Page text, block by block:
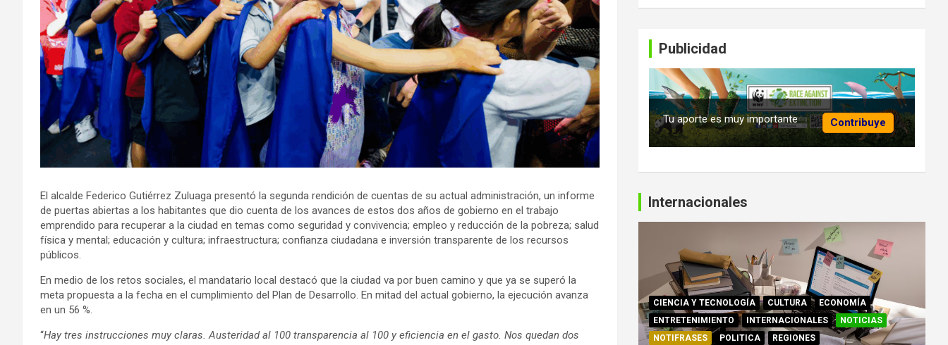
El alcalde Federico Gutiérrez Zuluaga presentó la segunda rendición de cuentas de su actual administración, un informe
de puertas abiertas a los habitantes que dio cuenta de los avances de estos dos años de gobierno en el trabajo
emprendido para recuperar a la ciudad en temas como seguridad y convivencia; empleo y reducción de la pobreza; salud
física y mental; educación y cultura; infraestructura; confianza ciudadana e inversión transparente de los recursos
públicos.
En medio de los retos sociales, el mandatario local destacó que la ciudad va por buen camino y que ya se superó la
meta propuesta a la fecha en el cumplimiento del Plan de Desarrollo. En mitad del actual gobierno, la ejecución avanza
en un 56 %.
“Hay tres instrucciones muy claras. Austeridad al 100 transparencia al 100 y eficiencia en el gasto. Nos quedan dos
Publicidad
Contribuye
Tu aporte es muy importante
Internacionales
CIENCIA Y TECNOLOGÍA CULTURA
ECONOMÍA
ENTRETENIMIENTO
INTERNACIONALES
NOTICIAS
NOTIFRASES
POLITICA REGIONES